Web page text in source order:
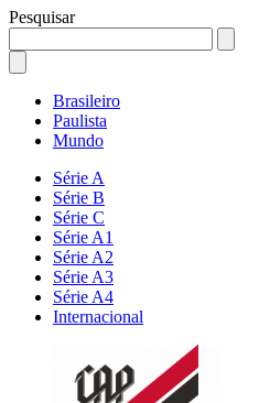
Pesquisar
Brasileiro
Paulista
Mundo
Série A
Série B
Série C
Série A1
Série A2
Série A3
Série A4
Internacional